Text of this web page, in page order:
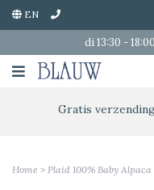
EN
di 13:30 -
Gratis
Home > Plaid 100% Baby